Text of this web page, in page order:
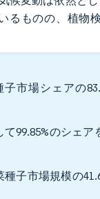
ものの、植物
市場シェアの
99.85%のシェ
子市場規模の